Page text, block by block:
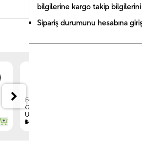
Forest
Gnome -
UNIQUE
₺149,00
bilgilerine kargo takip
Sipariş durumunu hesabına